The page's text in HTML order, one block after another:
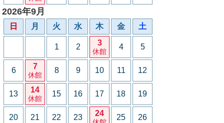
2026年9月
日 月 火 水 木 金 土
1 2 3
休館
4 5
6 7
休館
8 9 10 11 12
13 14
休館
15 16 17 18 19
20 21 22 23 24 25 26